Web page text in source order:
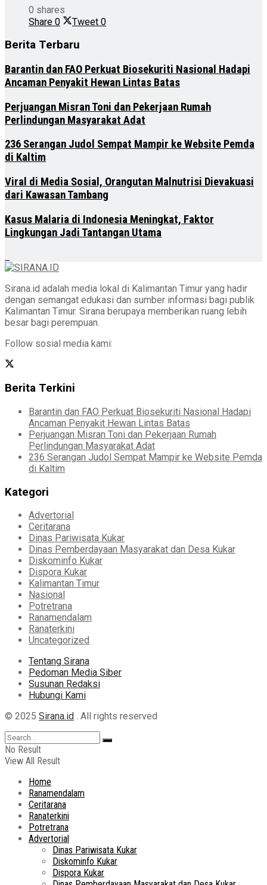
0 shares
Share 0 Tweet 0
Berita Terbaru
Barantin dan FAO Perkuat Biosekuriti Nasional Hadapi
Ancaman Penyakit Hewan Lintas Batas
Perjuangan Misran Toni dan Pekerjaan Rumah
Perlindungan Masyarakat Adat
236 Serangan Judol Sempat Mampir ke Website Pemda
di Kaltim
Viral di Media Sosial, Orangutan Malnutrisi Dievakuasi
dari Kawasan Tambang
Kasus Malaria di Indonesia Meningkat, Faktor
Lingkungan Jadi Tantangan Utama
Sirana.id adalah media lokal di Kalimantan Timur yang hadir
dengan semangat edukasi dan sumber informasi bagi publik
Kalimantan Timur. Sirana berupaya memberikan ruang lebih
besar bagi perempuan.
Follow sosial media kami:
Berita Terkini
Barantin dan FAO Perkuat Biosekuriti Nasional Hadapi
Ancaman Penyakit Hewan Lintas Batas
Perjuangan Misran Toni dan Pekerjaan Rumah
Perlindungan Masyarakat Adat
236 Serangan Judol Sempat Mampir ke Website Pemda
di Kaltim
Kategori
Advertorial
Ceritarana
Dinas Pariwisata Kukar
Dinas Pemberdayaan Masyarakat dan Desa Kukar
Diskominfo Kukar
Dispora Kukar
Kalimantan Timur
Nasional
Potretrana
Ranamendalam
Ranaterkini
Uncategorized
Tentang Sirana
Pedoman Media Siber
Susunan Redaksi
Hubungi Kami
© 2025 Sirana.id . All rights reserved
No Result
View All Result
Home
Ranamendalam
Ceritarana
Ranaterkini
Potretrana
Advertorial
Dinas Pariwisata Kukar
Diskominfo Kukar
Dispora Kukar